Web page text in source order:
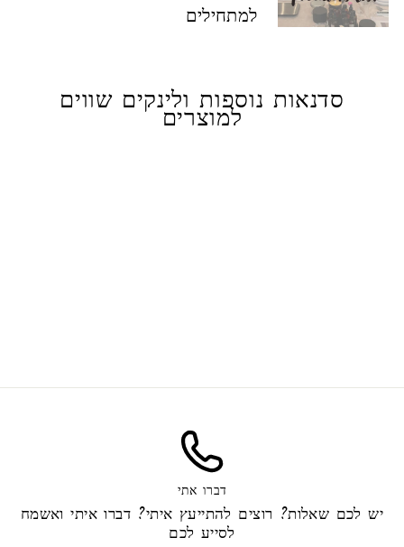
למתחילים
סדנאות נוספות ולינקים שווים
למוצרים
דברו אתי
יש לכם שאלות? רוצים להתייעץ איתי? דברו איתי ואשמח
לסייע לכם